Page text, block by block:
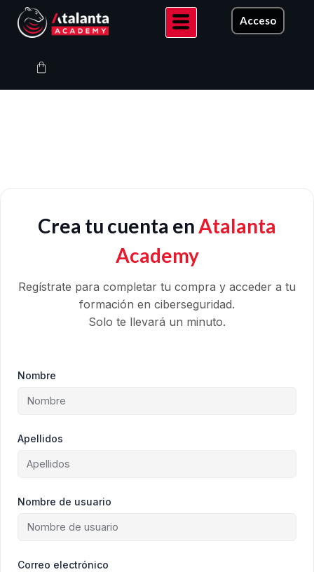
contenido
Acceso
Carrito
Crea tu cuenta enAtalanta
Academy
Regístrate para completar tu compra y acceder a tu
formación en ciberseguridad.
Solo te llevará un minuto.
Nombre
Apellidos
Nombre de usuario
Correo electrónico